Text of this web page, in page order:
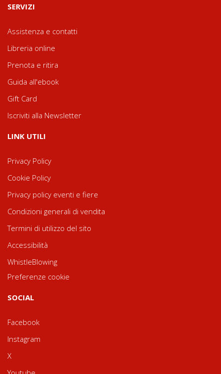
SERVIZI
Assistenza e contatti
Libreria online
Prenota e ritira
Guida all'ebook
Gift Card
Iscriviti alla Newsletter
LINK UTILI
Privacy Policy
Cookie Policy
Privacy policy eventi e fiere
Condizioni generali di vendita
Termini di utilizzo del sito
Accessibilità
WhistleBlowing
Preferenze cookie
SOCIAL
Facebook
Instagram
X